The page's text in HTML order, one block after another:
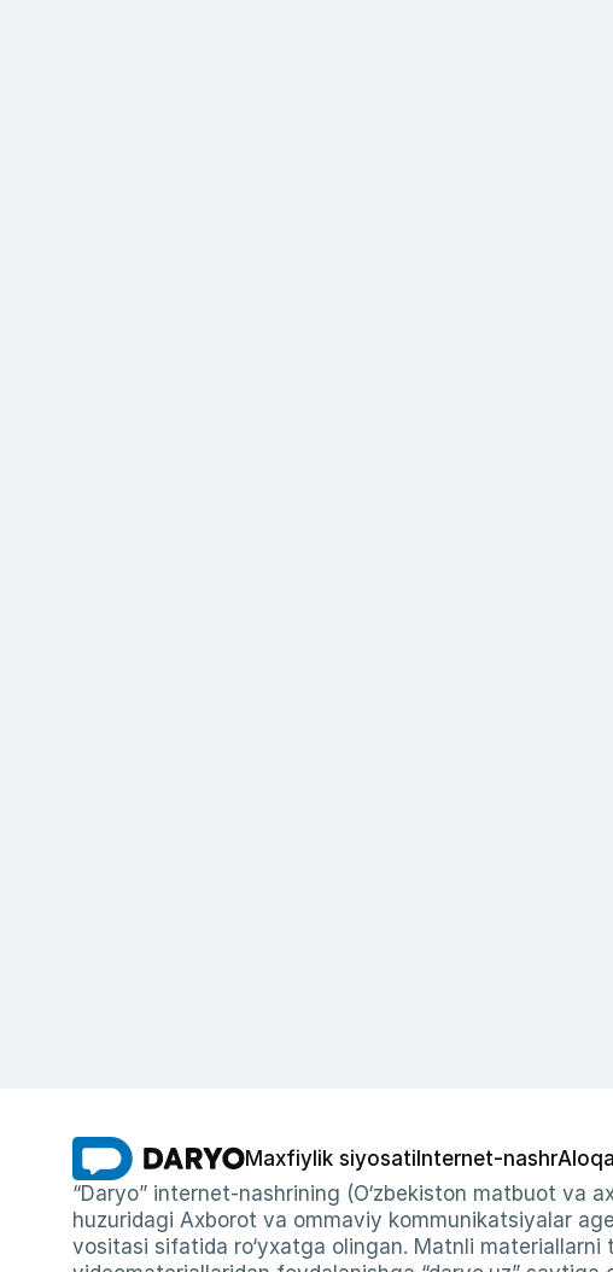
Maxfiylik siyosati Internet-nashr
“Daryo” internet-nashrining (O‘zbekiston matbuot va
huzuridagi Axborot va ommaviy kommunikatsiyalar
vositasi sifatida ro‘yxatga olingan. Matnli